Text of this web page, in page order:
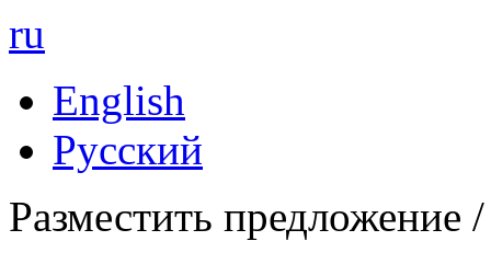
ru
English
Русский
Разместить предложение